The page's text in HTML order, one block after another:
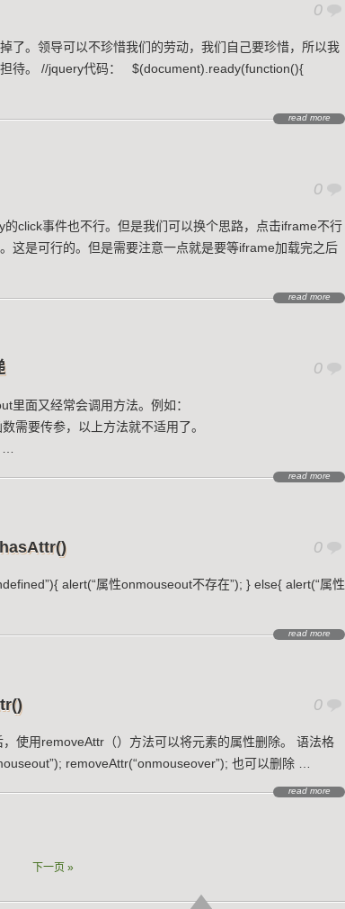
了。领导可以不珍惜我们的劳动，我们自己要珍惜，所以我
待。 //jquery代码： $(document).ready(function(){
read more
0
click事件也不行。但是我们可以换个思路，点击iframe不行
这是可行的。但是需要注意一点就是要等iframe加载完之后
read more
0
里面又经常会调用方法。例如：
需要传参，以上方法就不适用了。
read more
0
alert(“属性onmouseout不存在”); } else{ alert(“属性
read more
0
使用removeAttr（）方法可以将元素的属性删除。 语法格
removeAttr(“onmouseover”); 也可以删除 …
read more
0
下一页 »